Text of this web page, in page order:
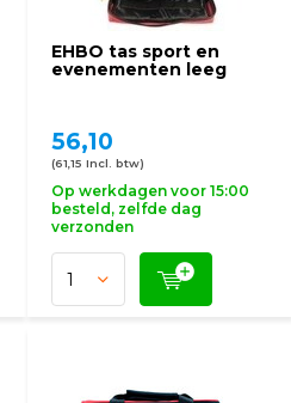
EHBO tas sport en
evenementen leeg
56,10
(61,15 Incl. btw)
Op werkdagen voor 15:00
besteld, zelfde dag
verzonden